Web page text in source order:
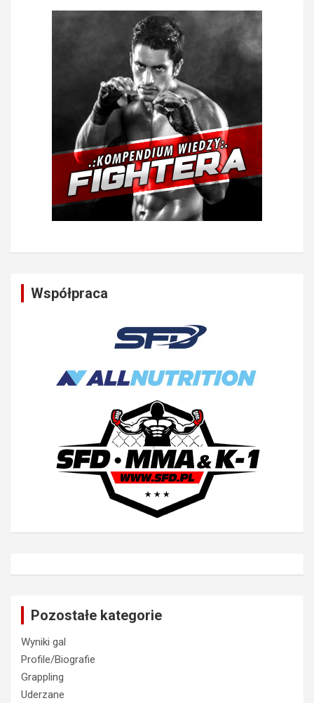
Współpraca
Pozostałe kategorie
Wyniki gal
Profile/Biografie
Grappling
Uderzane